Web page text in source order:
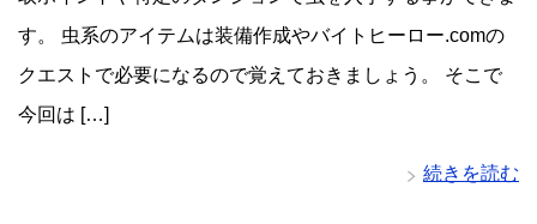
す。 虫系のアイテムは装備作成やバイトヒーロー.comの
クエストで必要になるので覚えておきましょう。 そこで
今回は […]
続きを読む